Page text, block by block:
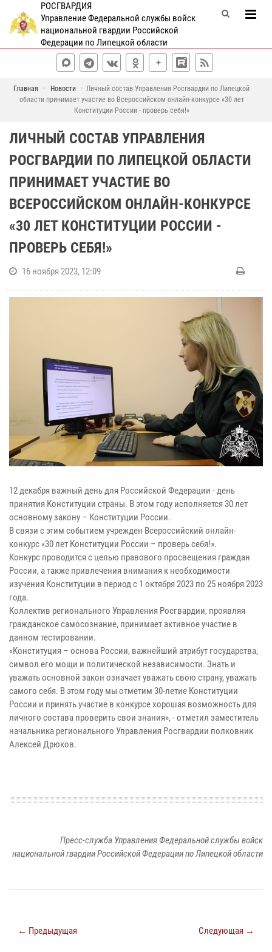
РОСГВАРДИЯ
Управление Федеральной службы войск
национальной гвардии Российской
Федерации по Липецкой области
Главная Новости
Личный состав Управления Росгвардии по Липецкой
области принимает участие во Всероссийском онлайн-конкурсе «30 лет
Конституции России - проверь себя!»
ЛИЧНЫЙ СОСТАВ УПРАВЛЕНИЯ
РОСГВАРДИИ ПО ЛИПЕЦКОЙ ОБЛАСТИ
ПРИНИМАЕТ УЧАСТИЕ ВО
ВСЕРОССИЙСКОМ ОНЛАЙН-КОНКУРСЕ
«30 ЛЕТ КОНСТИТУЦИИ РОССИИ -
ПРОВЕРЬ СЕБЯ!»
16 ноября 2023, 12:09
12 декабря важный день для Российской Федерации - день
принятия Конституции страны. В этом году исполняется 30 лет
основному закону – Конституции России.
В связи с этим событием учрежден Всероссийский онлайн-
конкурс «30 лет Конституции России – проверь себя!».
Конкурс проводится с целью правового просвещения граждан
России, а также привлечения внимания к необходимости
изучения Конституции в период с 1 октября 2023 по 25 ноября 2023
года.
Коллектив регионального Управления Росгвардии, проявляя
гражданское самосознание, принимает активное участие в
данном тестировании.
«Конституция – основа России, важнейший атрибут государства,
символ его мощи и политической независимости. Знать и
уважать основной закон означает уважать свою страну, уважать
самого себя. В этом году мы отметим 30-летие Конституции
России и принять участие в конкурсе хорошая возможность для
личного состава проверить свои знания», - отметил заместитель
начальника регионального Управления Росгвардии полковник
Алексей Дрюков.
Пресс-служба Управления Федеральной службы войск
национальной гвардии Российской Федерации по Липецкой области
← Предыдущая Следующая →